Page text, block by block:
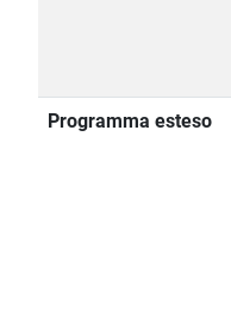
Programma esteso